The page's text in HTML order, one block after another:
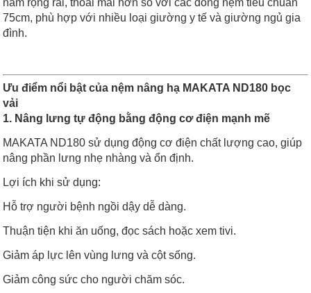
nằm rộng rãi, thoải mái hơn so với các dòng nệm tiêu chuẩn
75cm, phù hợp với nhiều loại giường y tế và giường ngủ gia
đình.
Ưu điểm nổi bật của nệm nâng hạ MAKATA ND180 bọc
vải
1. Nâng lưng tự động bằng động cơ điện mạnh mẽ
MAKATA ND180 sử dụng động cơ điện chất lượng cao, giúp
nâng phần lưng nhẹ nhàng và ổn định.
Lợi ích khi sử dụng:
Hỗ trợ người bệnh ngồi dậy dễ dàng.
Thuận tiện khi ăn uống, đọc sách hoặc xem tivi.
Giảm áp lực lên vùng lưng và cột sống.
Giảm công sức cho người chăm sóc.